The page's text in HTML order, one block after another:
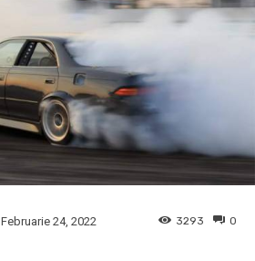
Februarie 24, 2022 0
3293